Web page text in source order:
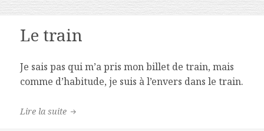
Le train
Je sais pas qui m’a pris mon billet de train, mais
comme d’habitude, je suis à l’envers dans le train.
Lire la suite Le train